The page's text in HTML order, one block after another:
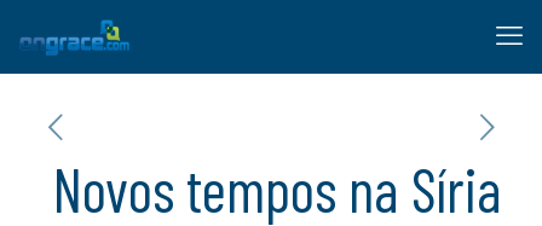
Novos tempos na Síria